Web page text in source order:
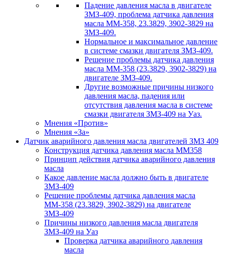
Падение давления масла в двигателе
ЗМЗ-409, проблема датчика давления
масла ММ-358, 23.3829, 3902-3829 на
ЗМЗ-409.
Нормальное и максимальное давление
в системе смазки двигателя ЗМЗ-409.
Решение проблемы датчика давления
масла ММ-358 (23.3829, 3902-3829) на
двигателе ЗМЗ-409.
Другие возможные причины низкого
давления масла, падения или
отсутствия давления масла в системе
смазки двигателя ЗМЗ-409 на Уаз.
Мнения «Против»
Мнения «За»
Датчик аварийного давления масла двигателей ЗМЗ 409
Конструкция датчика давления масла ММ358
Принцип действия датчика аварийного давления
масла
Какое давление масла должно быть в двигателе
ЗМЗ-409
Решение проблемы датчика давления масла
ММ-358 (23.3829, 3902-3829) на двигателе
ЗМЗ-409
Причины низкого давления масла двигателя
ЗМЗ-409 на Уаз
Проверка датчика аварийного давления
масла